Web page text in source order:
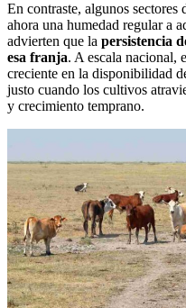
En contraste, algunos sectores
ahora una humedad regular a
advierten que la persistencia
esa franja. A escala nacional,
creciente en la disponibilidad
justo cuando los cultivos
y crecimiento temprano.